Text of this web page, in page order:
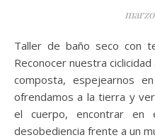
Taller de baño seco con teatros participativos Sinopsis.
Reconocer nuestra
composta, espejearnos
ofrendamos a la tierra y
el cuerpo, encontrar
desobediencia frente a un